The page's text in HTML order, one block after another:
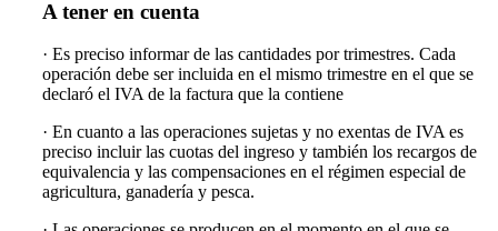
A tener en cuenta
· Es preciso informar de las cantidades por trimestres. Cada
operación debe ser incluida en el mismo trimestre en el que se
declaró el IVA de la factura que la contiene
· En cuanto a las operaciones sujetas y no exentas de IVA es
preciso incluir las cuotas del ingreso y también los recargos de
equivalencia y las compensaciones en el régimen especial de
agricultura, ganadería y pesca.